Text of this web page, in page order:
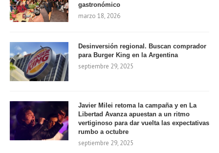
gastronómico
marzo 18, 2026
Desinversión regional. Buscan comprador
para Burger King en la Argentina
septiembre 29, 2025
Javier Milei retoma la campaña y en La
Libertad Avanza apuestan a un ritmo
vertiginoso para dar vuelta las expectativas
rumbo a octubre
septiembre 29, 2025